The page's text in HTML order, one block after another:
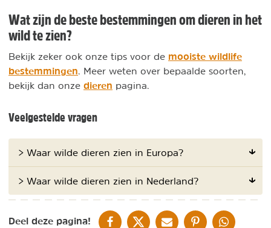
Wat zijn de beste bestemmingen om dieren in het
wild te zien?
Bekijk zeker ook onze tips voor de mooiste wildlife
bestemmingen. Meer weten over bepaalde soorten,
bekijk dan onze dieren pagina.
Veelgestelde vragen
> Waar wilde dieren zien in Europa?
> Waar wilde dieren zien in Nederland?
Deel deze pagina! DELEN OP FACEBOOK
DELEN OP XDELEN VIA DE MAIL
DELEN OP PINTEREST
DELEN OP